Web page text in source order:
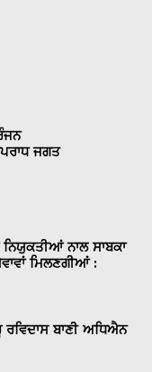
ਜਗਤ
ਨਾਲ ਸਾਬਕਾ
ਮਿਲਣਗੀਆਂ :
ਬਾਣੀ ਅਧਿਐਨ